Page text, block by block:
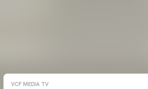
VCF MEDIA TV